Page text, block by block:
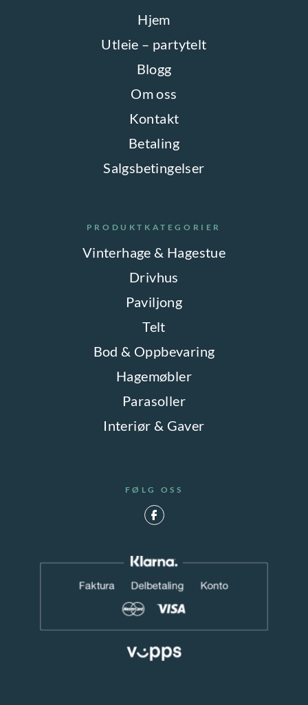
Hjem
Utleie – partytelt
Blogg
Om oss
Kontakt
Betaling
Salgsbetingelser
PRODUKTKATEGORIER
Vinterhage & Hagestue
Drivhus
Paviljong
Telt
Bod & Oppbevaring
Hagemøbler
Parasoller
Interiør & Gaver
FØLG OSS